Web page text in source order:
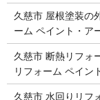
久慈市 屋根塗装の
ーム ペイント・ア
久慈市 断熱リフォ
リフォーム ペイン
久慈市 水回りリフ